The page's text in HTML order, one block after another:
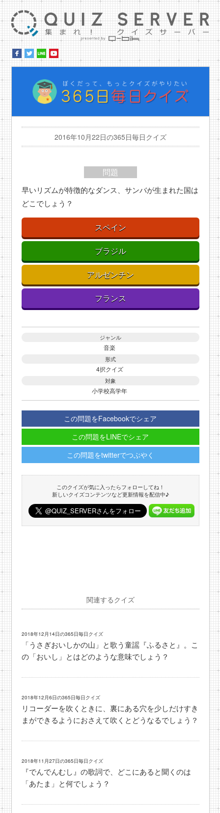
2016年10月22日の365日毎日クイズ
問題
早いリズムが特徴的なダンス、サンバが生まれた国は
どこでしょう？
スペイン
ブラジル
アルゼンチン
フランス
ジャンル
音楽
形式
4択クイズ
対象
小学校高学年
この問題をFacebookでシェア
この問題をLINEでシェア
この問題をtwitterでつぶやく
このクイズが気に入ったらフォローしてね！
新しいクイズコンテンツなど更新情報を配信中♪
関連するクイズ
2018年12月14日の365日毎日クイズ
「うさぎおいしかの山」と歌う童謡『ふるさと』。こ
の「おいし」とはどのような意味でしょう？
2018年12月6日の365日毎日クイズ
リコーダーを吹くときに、裏にある穴を少しだけすき
まができるようにおさえて吹くとどうなるでしょう？
2018年11月27日の365日毎日クイズ
『でんでんむし』の歌詞で、どこにあると聞くのは
「あたま」と何でしょう？